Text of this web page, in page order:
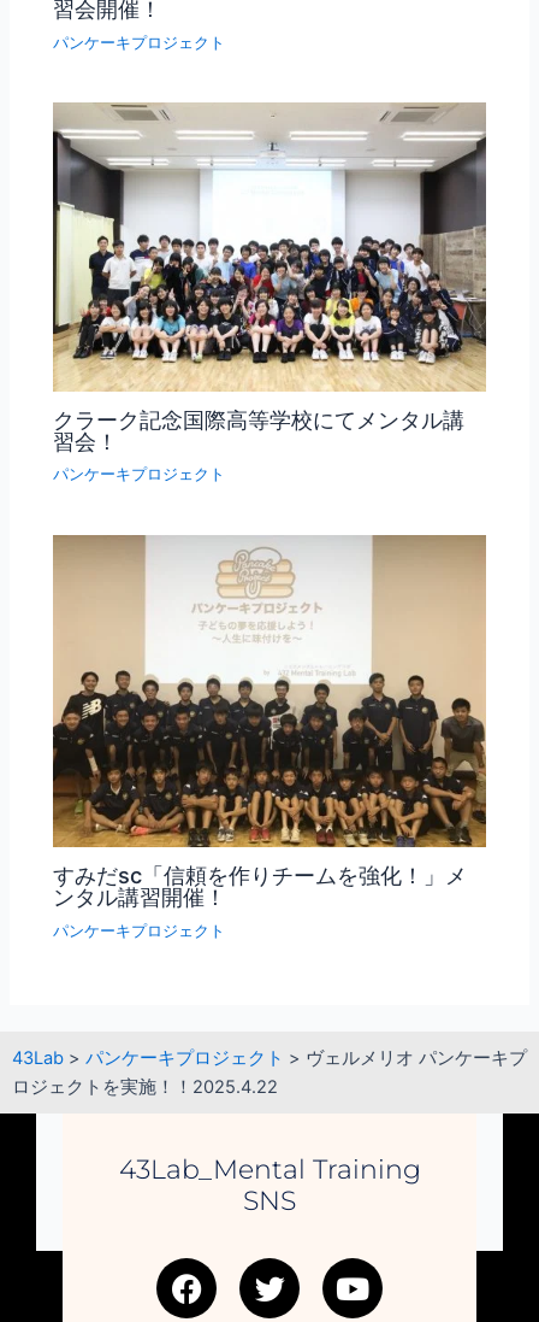
習会開催！
パンケーキプロジェクト
クラーク記念国際高等学校にてメンタル講
習会！
パンケーキプロジェクト
すみだsc「信頼を作りチームを強化！」メ
ンタル講習開催！
パンケーキプロジェクト
43Lab > パンケーキプロジェクト > ヴェルメリオ パンケーキプ
ロジェクトを実施！！2025.4.22
43Lab_Mental Training
SNS
F
a
T
w
Y
o